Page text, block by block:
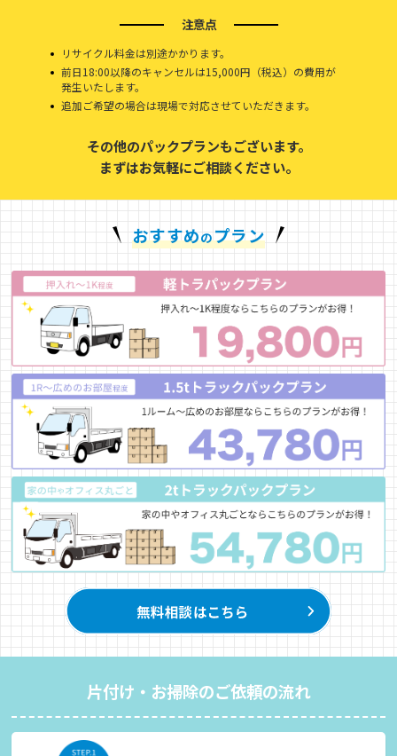
注意点
リサイクル料金は別途かかります。
前日18:00以降のキャンセルは15,000円（税込）の費用が
発生いたします。
追加ご希望の場合は現場で対応させていただきます。
その他のパックプランもございます。
まずはお気軽にご相談ください。
おすすめのプラン
片付け・お掃除のご依頼の流れ